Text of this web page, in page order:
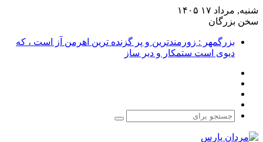
شنبه, مرداد ۱۷ ۱۴۰۵
سخن بزرگان
بزرگمهر : زورمندترین و پر گزنده ترین اهرمن آز است ، که
دیوی است ستمکار و دیر ساز
جستجو